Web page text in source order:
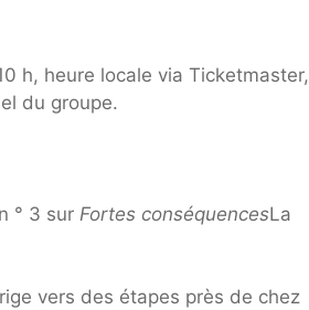
h, heure locale via Ticketmaster,
du groupe.
° 3 sur Fortes conséquencesLa
vers des étapes près de chez